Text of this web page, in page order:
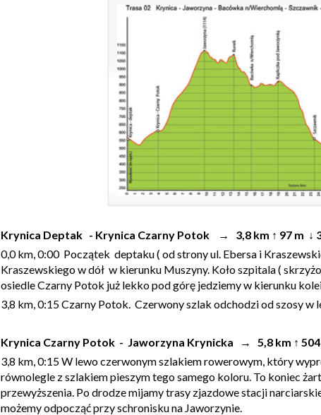
Krynica Deptak - Krynica Czarny Potok → 3,8 km ↑ 97 m ↓
0,0 km, 0:00 Początek deptaku ( od strony ul. Ebersa i
Kraszewskiego w dół w kierunku Muszyny. Koło szpitala (
osiedle Czarny Potok już lekko pod górę jedziemy w kierunku
3,8 km, 0:15 Czarny Potok. Czerwony szlak odchodzi od szosy w
Krynica Czarny Potok - Jaworzyna Krynicka → 5,8 km ↑
3,8 km, 0:15 W lewo czerwonym szlakiem rowerowym, który
równolegle z szlakiem pieszym tego samego koloru. To koniec
przewyższenia. Po drodze mijamy trasy zjazdowe stacji
możemy odpocząć przy schronisku na Jaworzynie.